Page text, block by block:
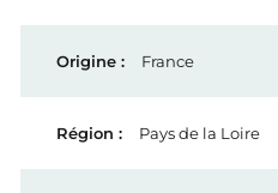
France
Pays de la Loire